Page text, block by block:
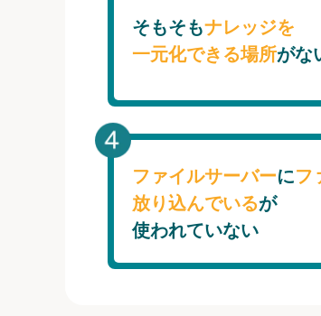
そもそもナレッジを
一元化できる場所がな
ファイルサーバーにフ
放り込んでいるが
使われていない